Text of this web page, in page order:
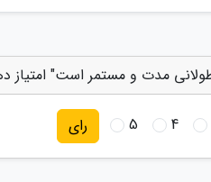
مدت و مستمر است" امتیاز
4
5 رای